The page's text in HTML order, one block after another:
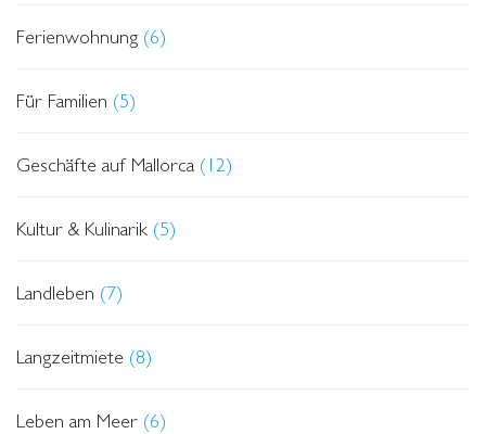
Ferienwohnung (6)
Für Familien (5)
Geschäfte auf Mallorca(12)
Kultur & Kulinarik (5)
Landleben (7)
Langzeitmiete (8)
Leben am Meer (6)